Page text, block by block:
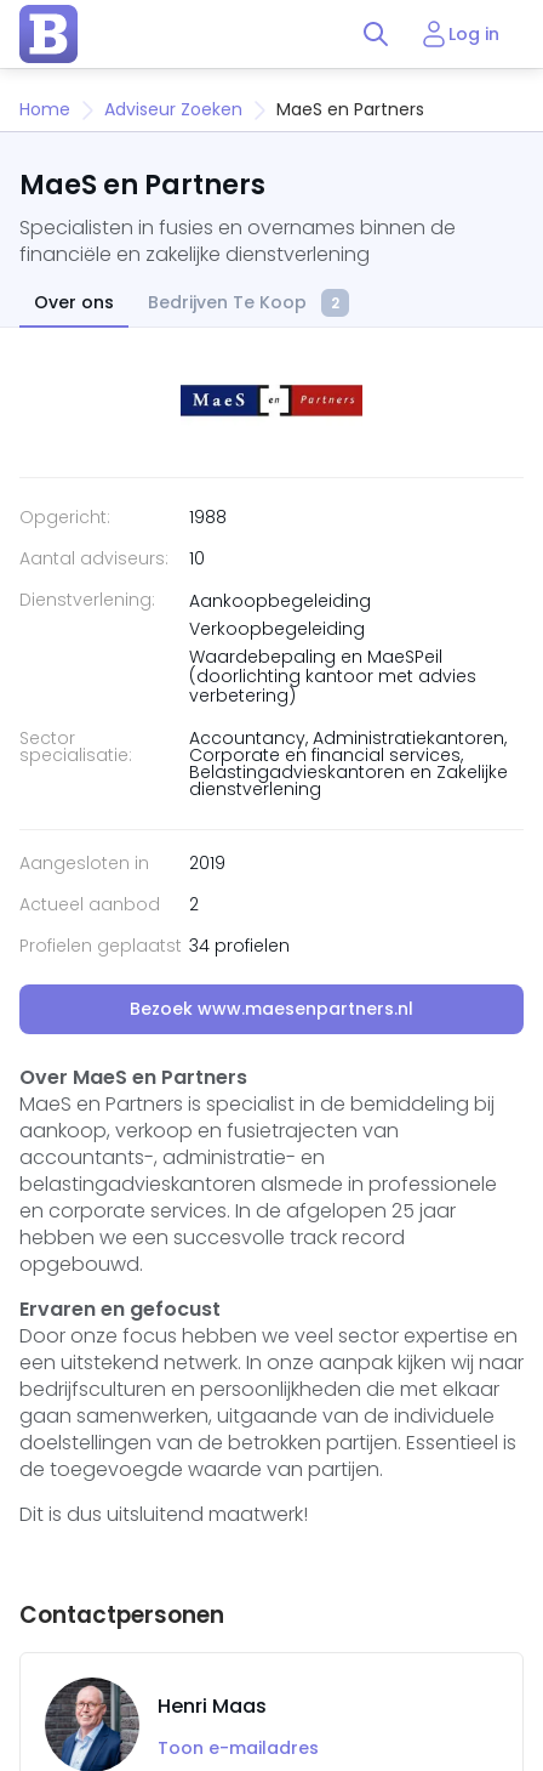
Log in
Home Adviseur Zoeken MaeS en Partners
MaeS en Partners
Specialisten in fusies en overnames binnen de
financiële en zakelijke dienstverlening
Over ons Bedrijven Te Koop 2
Opgericht:
1988
Aantal adviseurs:
10
Dienstverlening:
Aankoopbegeleiding
Verkoopbegeleiding
Waardebepaling en MaeSPeil
(doorlichting kantoor met advies
verbetering)
Sector
specialisatie:
Accountancy, Administratiekantoren,
Corporate en financial services,
Belastingadvieskantoren en Zakelijke
dienstverlening
Aangesloten in
2019
Actueel aanbod
2
Profielen geplaatst 34 profielen
Bezoek www.maesenpartners.nl
Over MaeS en Partners
MaeS en Partners is specialist in de bemiddeling bij
aankoop, verkoop en fusietrajecten van
accountants-, administratie- en
belastingadvieskantoren alsmede in professionele
en corporate services. In de afgelopen 25 jaar
hebben we een succesvolle track record
opgebouwd.
Ervaren en gefocust
Door onze focus hebben we veel sector expertise en
een uitstekend netwerk. In onze aanpak kijken wij naar
bedrijfsculturen en persoonlijkheden die met elkaar
gaan samenwerken, uitgaande van de individuele
doelstellingen van de betrokken partijen. Essentieel is
de toegevoegde waarde van partijen.
Dit is dus uitsluitend maatwerk!
Contactpersonen
Henri Maas
Toon e-mailadres